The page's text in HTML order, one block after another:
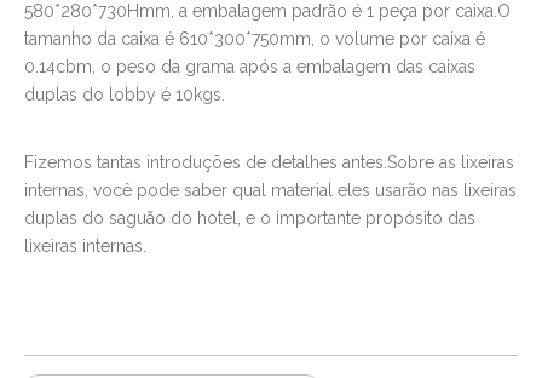
580*280*730Hmm, a embalagem padrão é 1 peça por caixa.O
tamanho da caixa é 610*300*750mm, o volume por caixa é
0.14cbm, o peso da grama após a embalagem das caixas
duplas do lobby é 10kgs.
Fizemos tantas introduções de detalhes antes.Sobre as
lixeiras
internas, você pode saber qual material eles usarão nas lixeiras
duplas do saguão do hotel, e o importante propósito das
lixeiras internas.